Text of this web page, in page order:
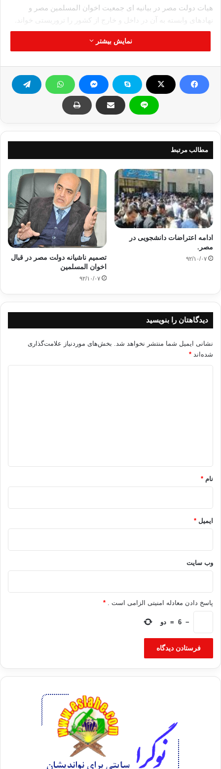
هیات دولت مصر در بیانیه ای جمعیت اخوان المسلمین مصر و
نهادهای وابسته به آن در داخل و خارج از کشور را تروریستی خواند.
پیشتر نیز نخست وزیر مصر نیز ساعاتی پس از انفجار مقابل
ساختمان امنیتی در شهر المنصوره اعلام کرده بود که نخست وزیر
حازم الببلاوی اعلام کرد که گروه اخوان المسلمین با به بازی گرفتن
امنیت مصر و دست زدن به اقدام های خشونت آمیز چهره خود را
نشان داد و مشخص شد این گروه یک سازمان تروریستی است.
گفتنی است که گروه “انصار بیت المقدس” ساعاتی پس از انفجار
ادامه تظاهرات اخوان
تروریستی خواندن اخوان
کپی آدرس
نمایش بیشتر
مطالب مرتبط
ادامه اعتراضات دانشجویی در
مصر.
۹۲/۱۰/۰۷
تصمیم ناشیانه دولت مصر در قبال
اخوان المسلمین
۹۲/۱۰/۰۷
دیدگاهتان را بنویسید
نشانی ایمیل شما منتشر نخواهد شد.
بخش‌های موردنیاز علامت‌گذاری
شده‌اند *
نام *
ایمیل *
وب‌ سایت
پاسخ دادن معادله امنیتی الزامی است . *
−
6
= دو